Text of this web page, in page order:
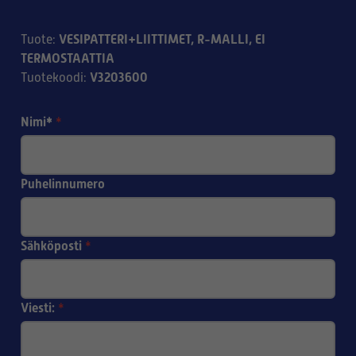
Tuote: VESIPATTERI+LIITTIMET, R-MALLI, EI
TERMOSTAATTIA
Tuotekoodi: V3203600
Nimi* *
Puhelinnumero
Sähköposti *
Viesti: *